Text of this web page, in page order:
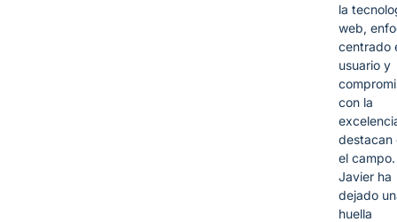
la
web,
centrado
usuario y
con la
destacan
el campo.
Javier ha
dejado
huella